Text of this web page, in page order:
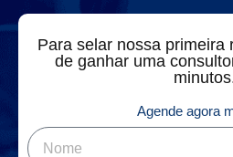
Para selar nossa primeira
de ganhar uma
Agende agora